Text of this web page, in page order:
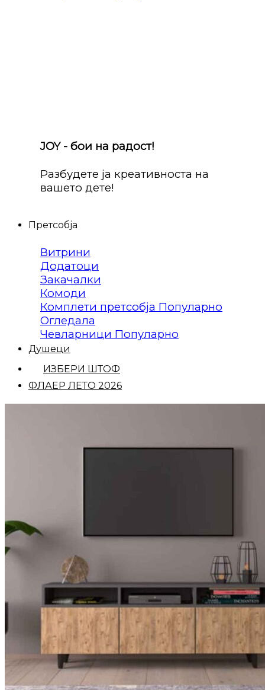
JOY - бои на радост!
Разбудете ја креативноста на
вашето дете!
Претсобја
Витрини
Додатоци
Закачалки
Комоди
Комплети претсобја
Огледала
Чевларници
Душеци
ИЗБЕРИ ШТОФ
ФЛАЕР ЛЕТО 2026